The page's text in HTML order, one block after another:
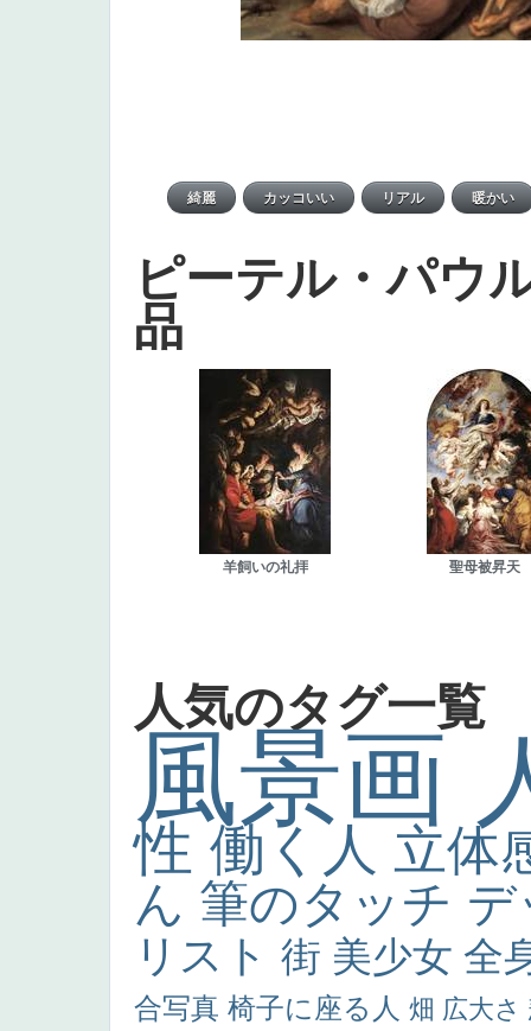
ピーテル・パウ
品
羊飼いの礼拝 聖母被昇天
人気のタグ一覧
風景画
性 働く人 立体
ん 筆のタッチ
リスト 街 美少女 全
合写真 椅子に座る人 畑 広大さ